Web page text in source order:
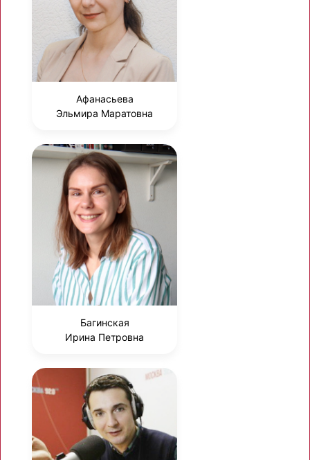
Афанасьева
Эльмира Маратовна
Багинская
Ирина Петровна